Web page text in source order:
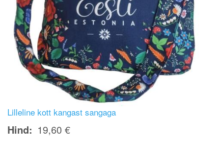
Lilleline kott kangast sangaga
Hind 19,60 €